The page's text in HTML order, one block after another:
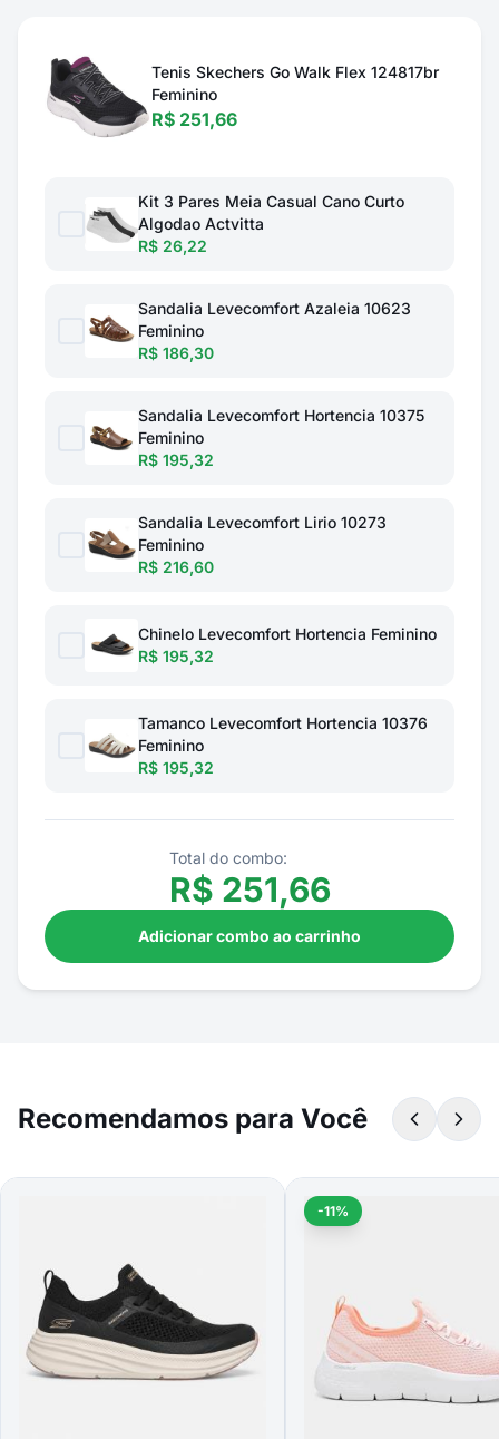
Tenis Skechers Go Walk Flex 124817br
Feminino
R$ 251,66
Kit 3 Pares Meia Casual Cano Curto
Algodao Actvitta
R$ 26,22
Sandalia Levecomfort Azaleia 10623
Feminino
R$ 186,30
Sandalia Levecomfort Hortencia 10375
Feminino
R$ 195,32
Sandalia Levecomfort Lirio 10273
Feminino
R$ 216,60
Chinelo Levecomfort Hortencia Feminino
R$ 195,32
Tamanco Levecomfort Hortencia 10376
Feminino
R$ 195,32
Total do combo:
R$ 251,66
Adicionar combo ao carrinho
Recomendamos para Você
-11%